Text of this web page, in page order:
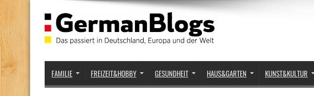
FAMILIE FREIZEIT&HOBBY GESUNDHEIT HAUS&GARTEN KUNST&KULTUR